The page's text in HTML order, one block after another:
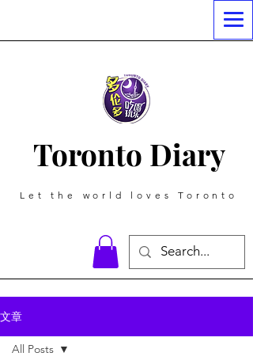
Toronto Diary
Let the world loves Toronto
文章
All Posts